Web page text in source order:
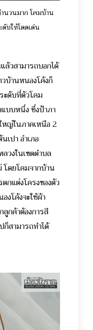
นวนมาก โคมบ้าน
บให้โดดเด่น
ล้วสามารถบอกได้
บ้านหนองโค้งก็
ะดับที่ตัวโคม
แบบหนึ่ง ซึ่งป้าภา
ญ่ในภาคเหนือ 2
เปา อำเภอ
วงในเขตตำบล
โดยโคมจากบ้าน
กแต่งโครงของตัว
งโค้งจะใช้ผ้า
กค้าต้องการสี
ก็สามารถทำได้